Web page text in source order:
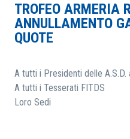
TROFEO ARMERIA
ANNULLAMENTO
QUOTE
A tutti i Presidenti delle A.S.D.
A tutti i Tesserati FITDS
Loro Sedi